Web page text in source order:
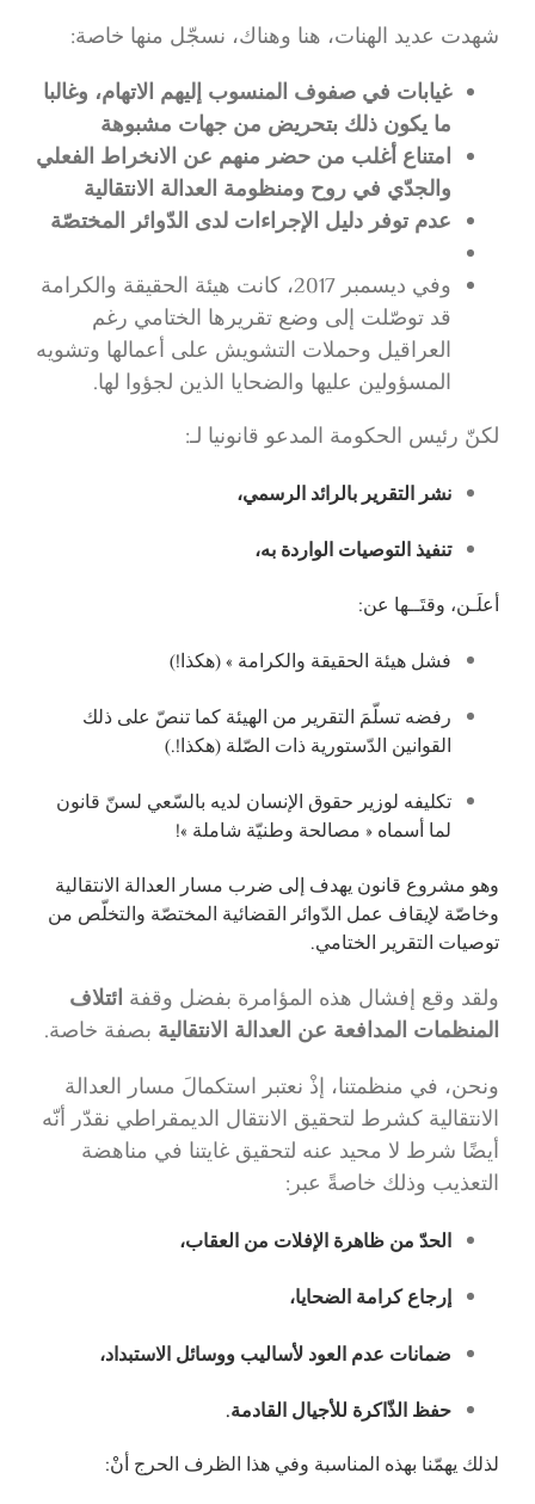
شهدت عديد الهنات، هنا وهناك، نسجّل منها خاصة:
غيابات في صفوف المنسوب إليهم الاتهام، وغالبا
ما يكون ذلك بتحريض من جهات مشبوهة
امتناع أغلب من حضر منهم عن الانخراط الفعلي
والجدّي في روح ومنظومة العدالة الانتقالية
عدم توفر دليل الإجراءات لدى الدّوائر المختصّة
وفي ديسمبر 2017، كانت هيئة الحقيقة والكرامة
قد توصّلت إلى وضع تقريرها الختامي رغم
العراقيل وحملات التشويش على أعمالها وتشويه
المسؤولين عليها والضحايا الذين لجؤوا لها.
لكنّ رئيس الحكومة المدعو قانونيا لـ:
نشر التقرير بالرائد الرسمي،
تنفيذ التوصيات الواردة به،
أعلَـن، وقتَــها عن:
فشل هيئة الحقيقة والكرامة » (هكذا!)
رفضه تسلّمَ التقرير من الهيئة كما تنصّ على ذلك
القوانين الدّستورية ذات الصّلة (هكذا!.)
تكليفه لوزير حقوق الإنسان لديه بالسّعي لسنّ قانون
لما أسماه « مصالحة وطنيّة شاملة »!
وهو مشروع قانون يهدف إلى ضرب مسار العدالة الانتقالية
وخاصّة لإيقاف عمل الدّوائر القضائية المختصّة والتخلّص من
توصيات التقرير الختامي.
ولقد وقع إفشال هذه المؤامرة بفضل وقفة ائتلاف
المنظمات المدافعة عن العدالة الانتقالية بصفة خاصة.
ونحن، في منظمتنا، إذْ نعتبر استكمالَ مسار العدالة
الانتقالية كشرط لتحقيق الانتقال الديمقراطي نقدّر أنّه
أيضًا شرط لا محيد عنه لتحقيق غايتنا في مناهضة
التعذيب وذلك خاصةً عبر:
الحدّ من ظاهرة الإفلات من العقاب،
إرجاع كرامة الضحايا،
ضمانات عدم العود لأساليب ووسائل الاستبداد،
حفظ الذّاكرة للأجيال القادمة.
لذلك يهمّنا بهذه المناسبة وفي هذا الظرف الحرج أنْ: